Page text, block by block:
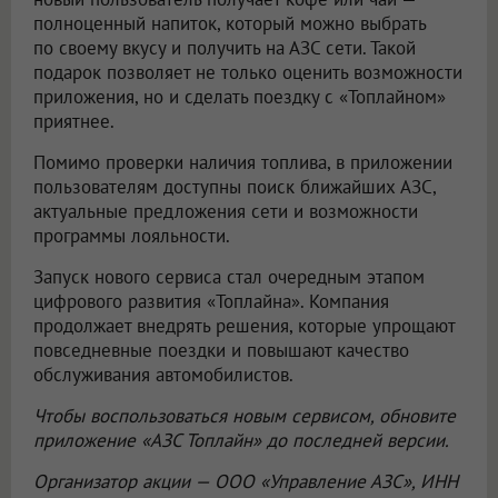
полноценный напиток, который можно выбрать
по своему вкусу и получить на АЗС сети. Такой
подарок позволяет не только оценить возможности
приложения, но и сделать поездку с «Топлайном»
приятнее.
Помимо проверки наличия топлива, в приложении
пользователям доступны поиск ближайших АЗС,
актуальные предложения сети и возможности
программы лояльности.
Запуск нового сервиса стал очередным этапом
цифрового развития «Топлайна». Компания
продолжает внедрять решения, которые упрощают
повседневные поездки и повышают качество
обслуживания автомобилистов.
Чтобы воспользоваться новым сервисом, обновите
приложение «АЗС Топлайн» до последней версии.
Организатор акции — ООО «Управление АЗС», ИНН